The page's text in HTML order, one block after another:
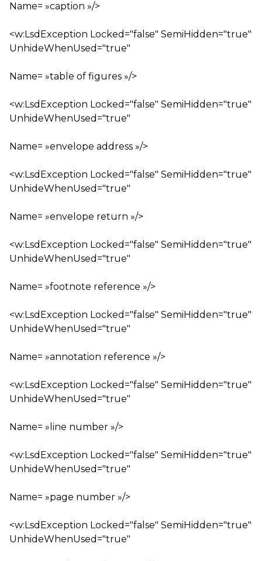
Name= »caption »/>
<w:LsdException Locked="false" SemiHidden="true"
UnhideWhenUsed="true"
Name= »table of figures »/>
<w:LsdException Locked="false" SemiHidden="true"
UnhideWhenUsed="true"
Name= »envelope address »/>
<w:LsdException Locked="false" SemiHidden="true"
UnhideWhenUsed="true"
Name= »envelope return »/>
<w:LsdException Locked="false" SemiHidden="true"
UnhideWhenUsed="true"
Name= »footnote reference »/>
<w:LsdException Locked="false" SemiHidden="true"
UnhideWhenUsed="true"
Name= »annotation reference »/>
<w:LsdException Locked="false" SemiHidden="true"
UnhideWhenUsed="true"
Name= »line number »/>
<w:LsdException Locked="false" SemiHidden="true"
UnhideWhenUsed="true"
Name= »page number »/>
<w:LsdException Locked="false" SemiHidden="true"
UnhideWhenUsed="true"